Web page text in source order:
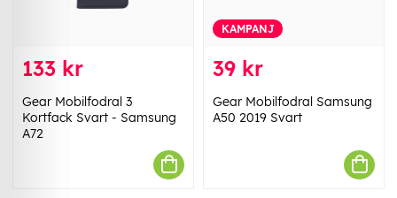
133 kr
Gear Mobilfodral 3
Kortfack Svart - Samsung
A72
KAMPANJ
39 kr
Gear Mobilfodral Samsung
A50 2019 Svart